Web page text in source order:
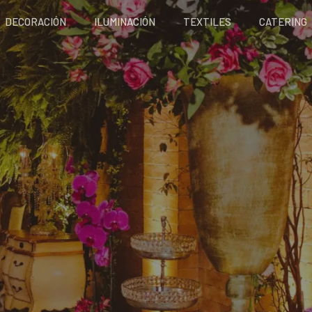
DECORACIÓN ILUMINACIÓN TEXTILES CATERING